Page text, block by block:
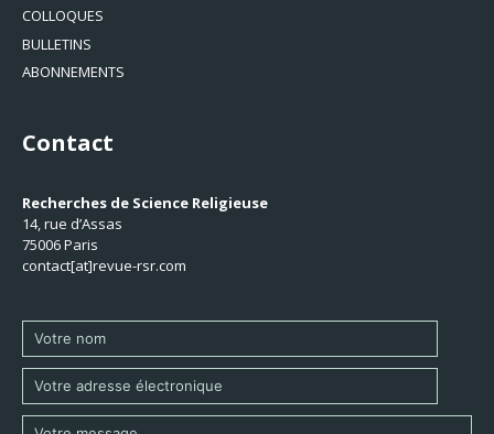
COLLOQUES
BULLETINS
ABONNEMENTS
Contact
Recherches de Science Religieuse
14, rue d’Assas
75006 Paris
contact[at]revue-rsr.com